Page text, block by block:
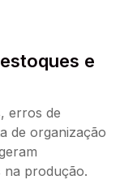
e
erros de
de organização
na produção.